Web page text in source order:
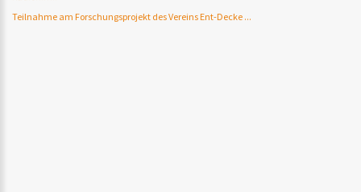
Teilnahme am Forschungsprojekt des Vereins Ent-Decke ...